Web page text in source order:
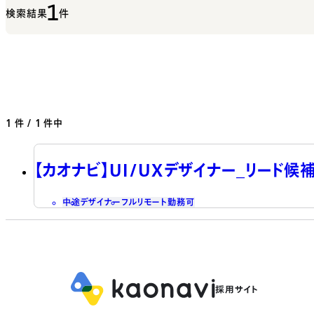
検索結果1件
1 件 / 1 件中
【カオナビ】UI/UXデザイナー_リード候
中途デザイナー フルリモート勤務可